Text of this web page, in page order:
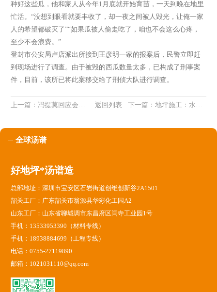
种好这些瓜，他和家人从今年1月底就开始育苗，一天到晚在地里
忙活。“没想到眼看就要丰收了，却一夜之间被人毁光，让俺一家
人的希望都破灭了”“如果瓜被人偷走吃了，咱也不会这么心疼，
至少不会浪费。”
登封市公安局卢店派出所接到王彦明一家的报案后，民警立即赶
到现场进行了调查。由于被毁的西瓜数量太多，已构成了刑事案
件，目前，该所已将此案移交给了刑侦大队进行调查。
上一篇： 冯提莫回应会计门 公开声明自己愿意将钱退还 返回列表 下一篇：地坪施工：水性聚氨酯地坪施工工艺
全球汤谱
好地坪*汤谱造
总部地址：深圳市宝安区石岩街道创维创新谷2A1501
韶关工厂：广东韶关市翁源县华彩化工园A2
山东工厂：山东省聊城调市东昌府区闫寺工业园1号
手机：13533953390（材料专线）
手机：18938884699（工程专线）
电话：0755-27119890
邮箱：1021031110@qq.com